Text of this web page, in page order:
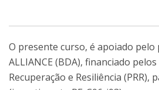
O presente curso, é apoiado pelo
ALLIANCE (BDA), financiado
Recuperação e Resiliência (PRR),